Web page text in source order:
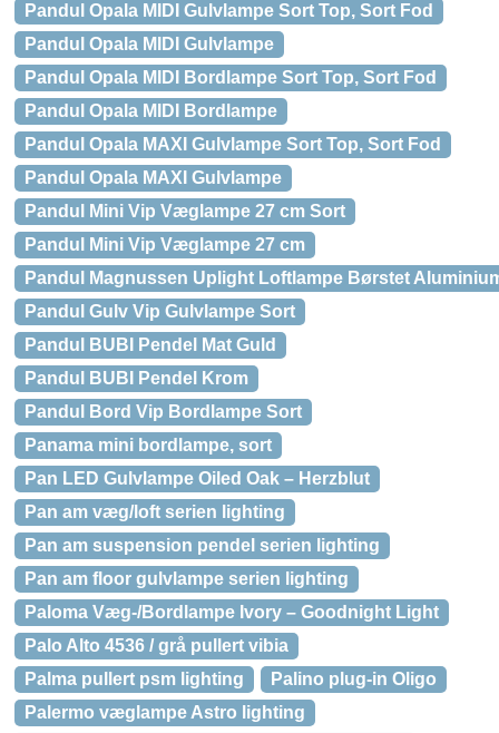
Pandul Opala MIDI Gulvlampe Sort Top, Sort Fod
Pandul Opala MIDI Gulvlampe
Pandul Opala MIDI Bordlampe Sort Top, Sort Fod
Pandul Opala MIDI Bordlampe
Pandul Opala MAXI Gulvlampe Sort Top, Sort Fod
Pandul Opala MAXI Gulvlampe
Pandul Mini Vip Væglampe 27 cm Sort
Pandul Mini Vip Væglampe 27 cm
Pandul Magnussen Uplight Loftlampe Børstet
Pandul Gulv Vip Gulvlampe Sort
Pandul BUBI Pendel Mat Guld
Pandul BUBI Pendel Krom
Pandul Bord Vip Bordlampe Sort
Panama mini bordlampe, sort
Pan LED Gulvlampe Oiled Oak – Herzblut
Pan am væg/loft serien lighting
Pan am suspension pendel serien lighting
Pan am floor gulvlampe serien lighting
Paloma Væg-/Bordlampe Ivory – Goodnight Light
Palo Alto 4536 / grå pullert vibia
Palma pullert psm lighting
Palino plug-in Oligo
Palermo væglampe Astro lighting